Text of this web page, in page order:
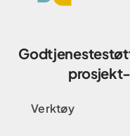
Verktøy